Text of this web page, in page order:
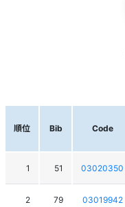
順位 Bib Code
1 51 03020350
2 79 03019942